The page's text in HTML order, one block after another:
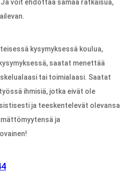
voit ehdottaa samaa ratkaisua,
kysymyksessä koulua,
saatat menettää
tai toimialaasi. Saatat
ihmisiä, jotka eivät ole
ja teeskentelevät olevansa
ja